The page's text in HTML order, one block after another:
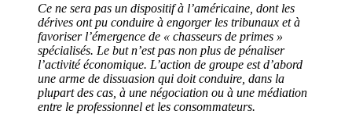
Ce ne sera pas un dispositif à l’américaine, dont les
dérives ont pu conduire à engorger les tribunaux et à
favoriser l’émergence de « chasseurs de primes »
spécialisés. Le but n’est pas non plus de pénaliser
l’activité économique. L’action de groupe est d’abord
une arme de dissuasion qui doit conduire, dans la
plupart des cas, à une négociation ou à une médiation
entre le professionnel et les consommateurs.